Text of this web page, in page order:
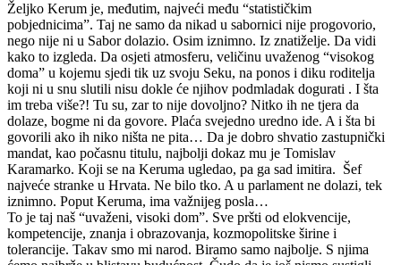
Željko Kerum je, međutim, najveći među “statističkim
pobjednicima”. Taj ne samo da nikad u sabornici nije progovorio,
nego nije ni u Sabor dolazio. Osim iznimno. Iz znatiželje. Da vidi
kako to izgleda. Da osjeti atmosferu, veličinu uvaženog “visokog
doma” u kojemu sjedi tik uz svoju Seku, na ponos i diku roditelja
koji ni u snu slutili nisu dokle će njihov podmladak dogurati . I šta
im treba više?! Tu su, zar to nije dovoljno? Nitko ih ne tjera da
dolaze, bogme ni da govore. Plaća svejedno uredno ide. A i šta bi
govorili ako ih niko ništa ne pita… Da je dobro shvatio zastupnički
mandat, kao počasnu titulu, najbolji dokaz mu je Tomislav
Karamarko. Koji se na Keruma ugledao, pa ga sad imitira. Šef
najveće stranke u Hrvata. Ne bilo tko. A u parlament ne dolazi, tek
iznimno. Poput Keruma, ima važnijeg posla…
To je taj naš “uvaženi, visoki dom”. Sve pršti od elokvencije,
kompetencije, znanja i obrazovanja, kozmopolitske širine i
tolerancije. Takav smo mi narod. Biramo samo najbolje. S njima